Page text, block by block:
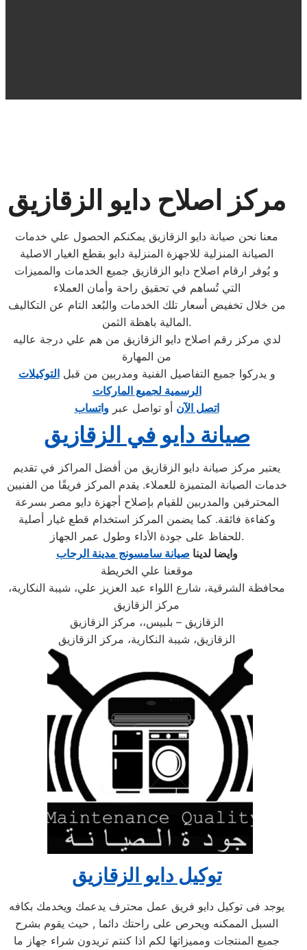
مركز اصلاح دايو الزقازيق
معنا نحن صيانة دايو الزقازيق يمكنكم الحصول علي خدمات
الصيانة المنزلية للاجهزة المنزلية دايو بقطع الغيار الاصلية
و يُوفر ارقام اصلاح دايو الزقازيق جميع الخدمات والمميزات
التي تُساهم في تحقيق راحة وأمان العملاء
من خلال تخفيض أسعار تلك الخدمات والبُعد التام عن التكاليف
المالية باهظة الثمن.
لدي مركز رقم اصلاح دايو الزقازيق من هم علي درجة عاليه
من المهارة
و يدركوا جميع التفاصيل الفنية ومدربين من قبلالتوكيلات
الرسمية لجميع الماركات
اتصل الآن أو تواصل عبرواتساب
صيانة دايو في الزقازيق
يعتبر مركز صيانة دايو الزقازيق من أفضل المراكز في تقديم
خدمات الصيانة المتميزة للعملاء. يقدم المركز فريقًا من الفنيين
المحترفين والمدربين للقيام بإصلاح أجهزة دايو مصر بسرعة
وكفاءة فائقة. كما يضمن المركز استخدام قطع غيار أصلية
للحفاظ على جودة الأداء وطول عمر الجهاز.
وايضا لدينا صيانة سامسونج مدينة الرحاب
موقعنا علي الخريطة
محافظة الشرقية، شارع اللواء عبد العزيز علي، شيبة النكارية،
مركز الزقازيق
الزقازيق – بلبيس،، مركز الزقازيق
الزقازيق، شيبة النكارية، مركز الزقازيق
توكيل دايو الزقازيق
يوجد فى توكيل دايو فريق عمل محترف يدعمك ويخدمك بكافه
السبل الممكنه ويحرص على راحتك دائما , حيث يقوم بشرح
جميع المنتجات ومميزاتها لكم اذا كنتم تريدون شراء جهاز ما